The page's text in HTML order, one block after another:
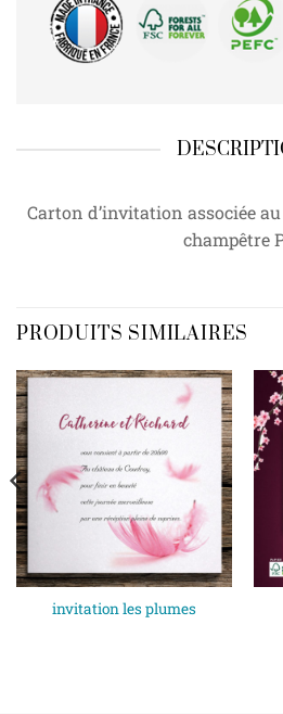
Carton d’invitation associée
champêtre
PRODUITS SIMILAIRES
invitation les plumes